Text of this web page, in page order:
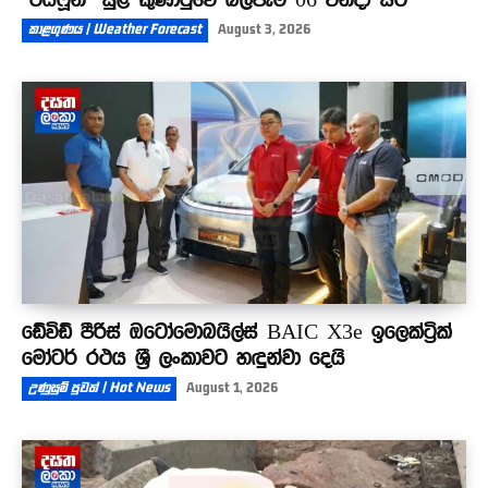
කාළගුණය | Weather Forecast August 3, 2026
ඩේවිඩ් පීරිස් ඔටෝමොබයිල්ස් BAIC X3e ඉලෙක්ට්‍රික්
මෝටර් රථය ශ්‍රී ලංකාවට හඳුන්වා දෙයි
උණුසුම් පුවත් | Hot News August 1, 2026